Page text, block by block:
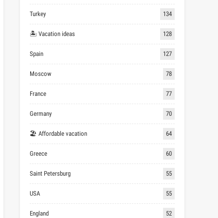
Turkey 134
🏝 Vacation ideas 128
Spain 127
Moscow 78
France 77
Germany 70
🏖 Affordable vacation 64
Greece 60
Saint Petersburg 55
USA 55
England 52